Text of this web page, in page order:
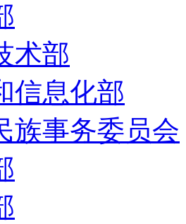
术部
信息化部
族事务委员会